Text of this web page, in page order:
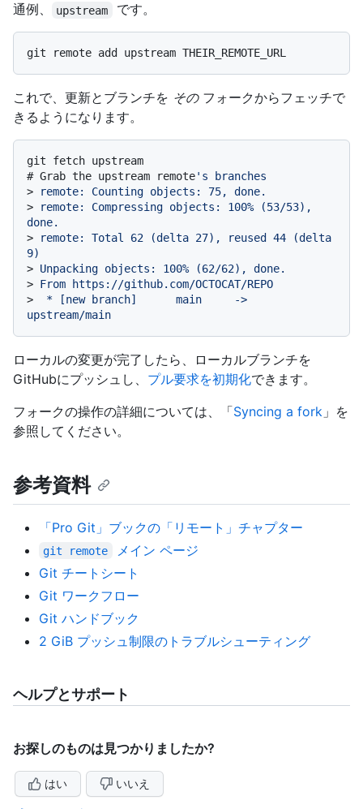
通例、
upstream です。
これで、更新とブランチを そのフォークからフェッチで
きるようになります。
# Grab the upstream remote's branches
>
remote: Counting objects: 75, done.
>
remote: Compressing objects: 100% (53/53),
done.
>
remote: Total 62 (delta 27), reused 44 (delta
9)
> Unpacking objects: 100% (62/62), done.
> From https://github.com/OCTOCAT/REPO
>
* [new branch]      main     ->
upstream/main
ローカルの変更が完了したら、ローカルブランチを
GitHubにプッシュし、 プル要求を初期化できます。
フォークの操作の詳細については、「Syncing a fork 」を
参照してください。
参考資料
「Pro Git」ブックの「リモート」チャプター
git remote
メイン ページ
Git チートシート
Git ワークフロー
Git ハンドブック
2 GiB プッシュ制限のトラブルシューティング
ヘルプとサポート
お探しのものは見つかりましたか?
はい いいえ